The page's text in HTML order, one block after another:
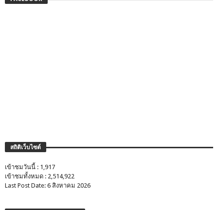
สถิติเว็บไซต์
เข้าชมวันนี้ : 1,917
เข้าชมทั้งหมด : 2,514,922
Last Post Date: 6 สิงหาคม 2026